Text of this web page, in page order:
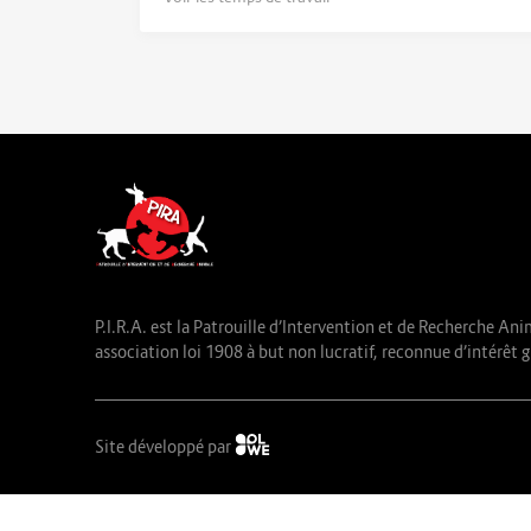
P.I.R.A. est la Patrouille d’Intervention et de Recherche
association loi 1908 à but non lucratif, reconnue d’intérêt
Site développé par